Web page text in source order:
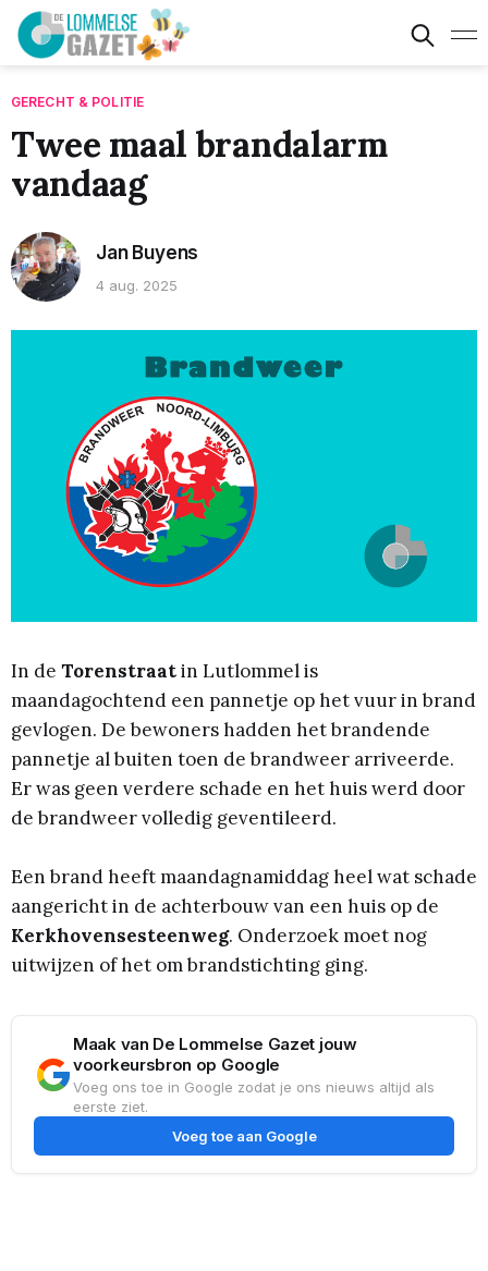
GERECHT & POLITIE
Twee maal brandalarm
vandaag
Jan Buyens
4 aug. 2025
In de Torenstraatin Lutlommel is
maandagochtend een pannetje op het vuur in brand
gevlogen. De bewoners hadden het brandende
pannetje al buiten toen de brandweer arriveerde.
Er was geen verdere schade en het huis werd door
de brandweer volledig geventileerd.
Een brand heeft maandagnamiddag heel wat schade
aangericht in de achterbouw van een huis op de
Kerkhovensesteenweg. Onderzoek moet nog
uitwijzen of het om brandstichting ging.
Maak van De Lommelse Gazet jouw
voorkeursbron op Google
Voeg ons toe in Google zodat je ons nieuws altijd als
eerste ziet.
Voeg toe aan Google